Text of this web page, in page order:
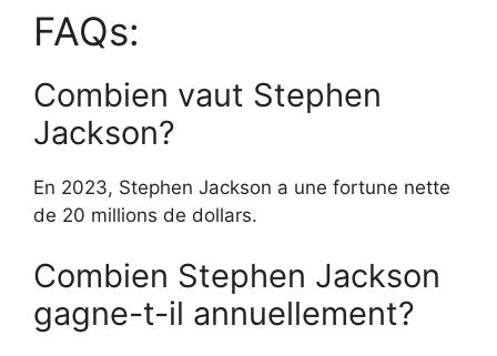
FAQs:
Combien vaut Stephen
Jackson?
En 2023, Stephen Jackson a une fortune nette
de 20 millions de dollars.
Combien Stephen Jackson
gagne-t-il annuellement?